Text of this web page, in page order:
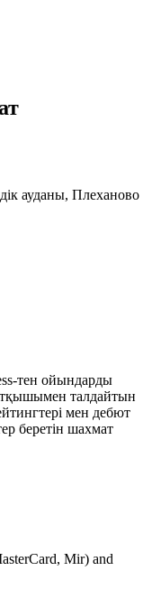
ауданы, Плеханово
тен ойындарды
талдайтын
мен дебют
беретін шахмат
Mir) and